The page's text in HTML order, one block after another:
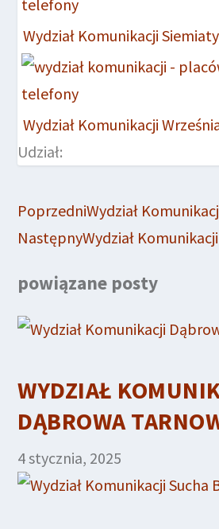
Wydział Komunikacji
Wydział Komunikacji
Udział:
PoprzedniWydział
NastępnyWydział
powiązane posty
WYDZIAŁ
DĄBROWA
4 stycznia, 2025